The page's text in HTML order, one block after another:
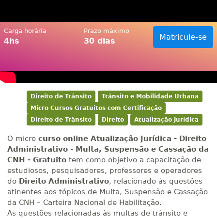
Carga horária
4hs
Prazo máximo
30 dias Matricule-se
Direito de Trânsito
Trânsito e Mobilidade Urbana
Micro Cursos Gratuitos com Certificação
Direito de Trânsito
Direito Atualização Jurídica
O micro curso online Atualização Jurídica - Direito
Administrativo - Multa, Suspensão e Cassação da
CNH - Gratuito tem como objetivo a capacitação de
estudiosos, pesquisadores, professores e operadores
do Direito Administrativo, relacionado às questões
atinentes aos tópicos de Multa, Suspensão e Cassação
da CNH – Carteira Nacional de Habilitação.
As questões relacionadas às multas de trânsito e